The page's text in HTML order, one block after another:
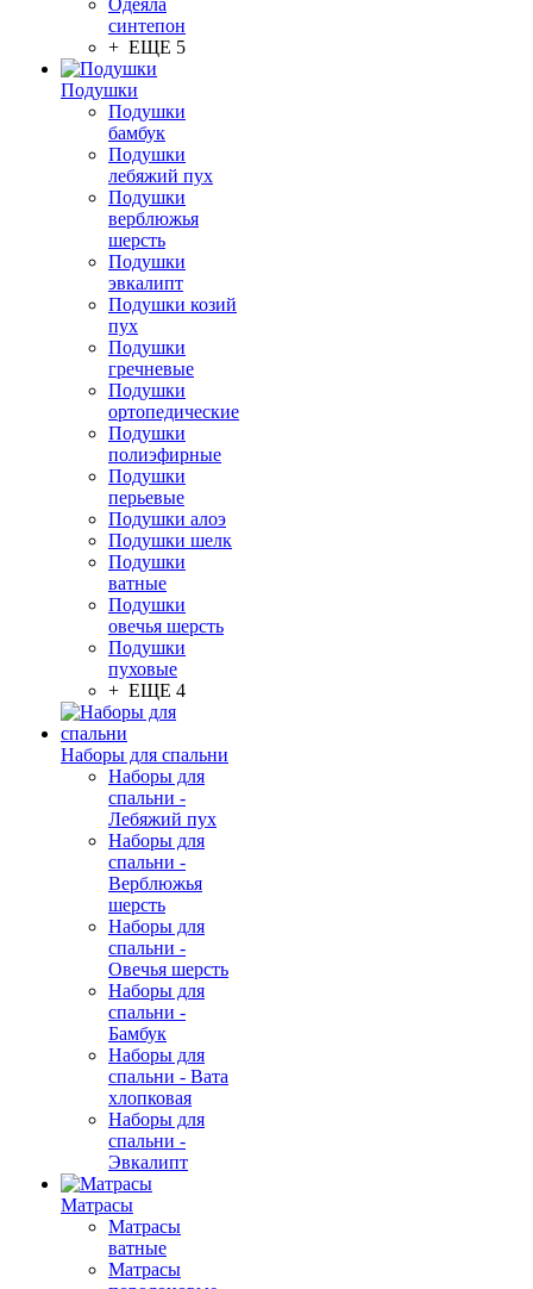
Одеяла
синтепон
+ ЕЩЕ 5
Подушки
Подушки
бамбук
Подушки
лебяжий пух
Подушки
верблюжья
шерсть
Подушки
эвкалипт
Подушки козий
пух
Подушки
гречневые
Подушки
ортопедические
Подушки
полиэфирные
Подушки
перьевые
Подушки алоэ
Подушки шелк
Подушки
ватные
Подушки
овечья шерсть
Подушки
пуховые
+ ЕЩЕ 4
Наборы для спальни
Наборы для
спальни -
Лебяжий пух
Наборы для
спальни -
Верблюжья
шерсть
Наборы для
спальни -
Овечья шерсть
Наборы для
спальни -
Бамбук
Наборы для
спальни - Вата
хлопковая
Наборы для
спальни -
Эвкалипт
Матрасы
Матрасы
ватные
Матрасы